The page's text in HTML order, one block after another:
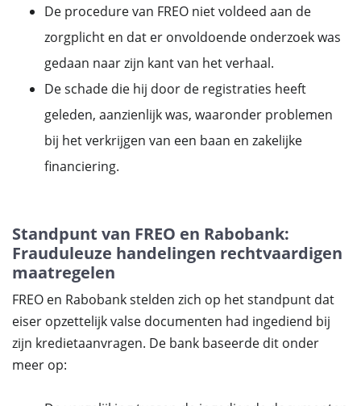
De procedure van FREO niet voldeed aan de
zorgplicht en dat er onvoldoende onderzoek was
gedaan naar zijn kant van het verhaal.
De schade die hij door de registraties heeft
geleden, aanzienlijk was, waaronder problemen
bij het verkrijgen van een baan en zakelijke
financiering.
Standpunt van FREO en Rabobank:
Frauduleuze handelingen rechtvaardigen
maatregelen
FREO en Rabobank stelden zich op het standpunt dat
eiser opzettelijk valse documenten had ingediend bij
zijn kredietaanvragen. De bank baseerde dit onder
meer op: